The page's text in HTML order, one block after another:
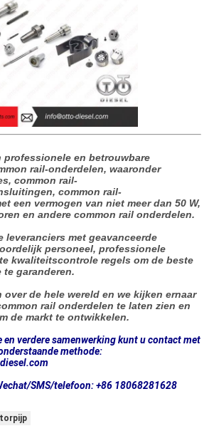
professionele en betrouwbare
rail-onderdelen, waaronder
common rail-
common rail-
een vermogen van niet meer dan 50 W,
en andere common rail onderdelen.
leveranciers met geavanceerde
personeel, professionele
kwaliteitscontrole regels om de beste
garanderen.
over de hele wereld en we kijken ernaar
rail onderdelen te laten zien en
de markt te ontwikkelen.
verdere samenwerking kunt u contact met
methode:
SMS/telefoon: +86 18068281628